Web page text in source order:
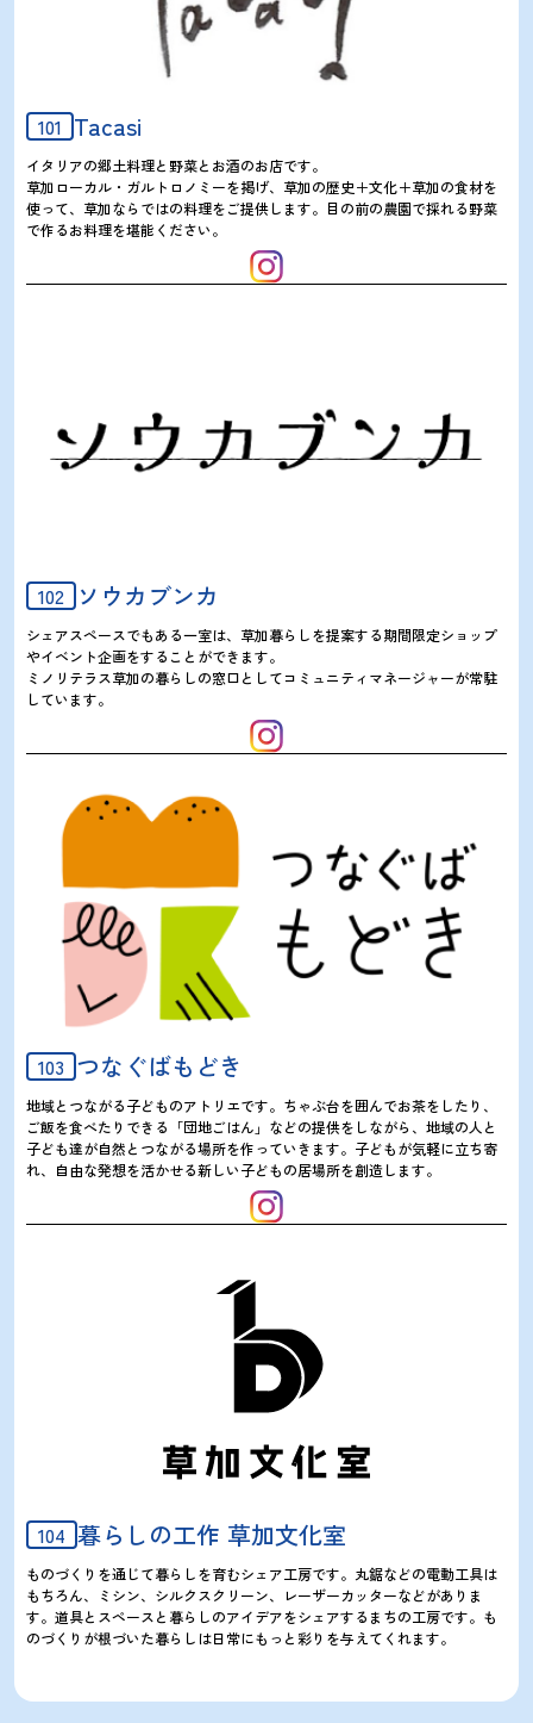
101 Tacasi
イタリアの郷土料理と野菜とお酒のお店です。
草加ローカル・ガルトロノミーを掲げ、草加の歴史＋文化＋草加の食材を
使って、草加ならではの料理をご提供します。目の前の農園で採れる野菜
で作るお料理を堪能ください。
102 ソウカブンカ
シェアスペースでもある一室は、草加暮らしを提案する期間限定ショップ
やイベント企画をすることができます。
ミノリテラス草加の暮らしの窓口としてコミュニティマネージャーが常駐
しています。
103 つなぐばもどき
地域とつながる子どものアトリエです。ちゃぶ台を囲んでお茶をしたり、
ご飯を食べたりできる「団地ごはん」などの提供をしながら、地域の人と
子ども達が自然とつながる場所を作っていきます。子どもが気軽に立ち寄
れ、自由な発想を活かせる新しい子どもの居場所を創造します。
104 暮らしの工作 草加文化室
ものづくりを通じて暮らしを育むシェア工房です。丸鋸などの電動工具は
もちろん、ミシン、シルクスクリーン、レーザーカッターなどがありま
す。道具とスペースと暮らしのアイデアをシェアするまちの工房です。も
のづくりが根づいた暮らしは日常にもっと彩りを与えてくれます。